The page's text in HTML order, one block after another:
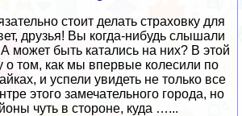
стоит делать страховку для
друзья! Вы когда-нибудь слышали
может быть катались на них? В этой
о том, как мы впервые колесили по
и успели увидеть не только все
этого замечательного города, но
чуть в стороне, куда …...